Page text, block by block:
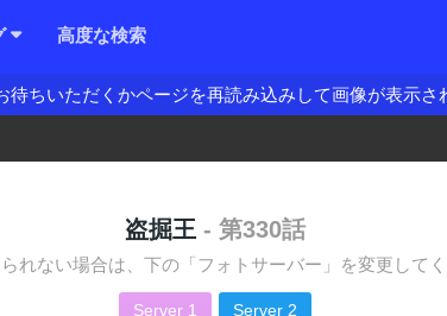
高度な検索
ちいただくかページを再読み込みして画像が表示さ
盗掘王 - 第330話
れない場合は、下の「フォトサーバー」を変更して
Server 1 Server 2